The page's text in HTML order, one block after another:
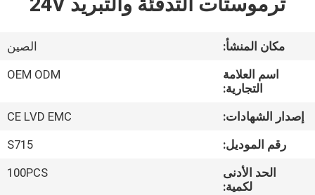
عرض
الافتراضي
معلومات
مكان المنشأ:
الصين
اسم العلامة
التجارية:
OEM ODM
إصدار الشهادات:
CE LVD EMC
رقم الموديل:
S715
الحد الأدنى
لكمية:
100PCS